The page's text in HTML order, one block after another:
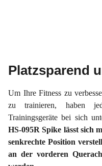
Platzsparend
Um Ihre Fitness zu
zu trainieren, haben
Trainingsgeräte bei sich
HS-095R Spike lässt sich
senkrechte Position
an der vorderen